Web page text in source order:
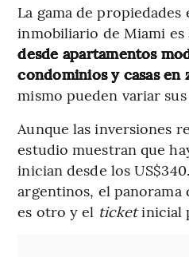
La gama de
inmobiliario de Miami es
desde apartamentos
condominios y casas en
mismo pueden variar
Aunque las inversiones
estudio muestran que
inician desde los
argentinos, el
es otro y el ticketinicial